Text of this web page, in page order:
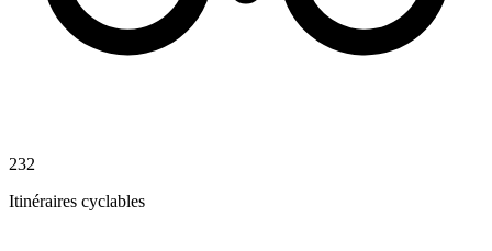
232
Itinéraires cyclables